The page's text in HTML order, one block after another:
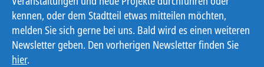
kennen, oder dem Stadtteil etwas mitteilen möchten,
melden Sie sich gerne bei uns. Bald wird es einen weiteren
Newsletter geben. Den vorherigen Newsletter finden Sie
hier.